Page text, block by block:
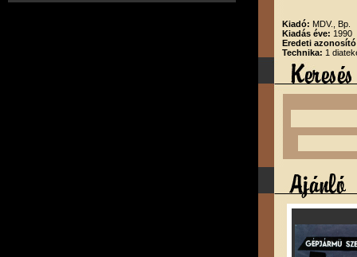
Kiadó: MDV., Bp.
Kiadás éve: 1990
Eredeti
Technika: 1